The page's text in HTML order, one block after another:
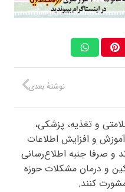
نوشتهٔ بعدی
و تغذیه، پزشکی،
آموزش و افزایش اطلاعات
و صرفا جنبه اطلاع‌رسانی
و درمان مشکلات حوزه
کنند.